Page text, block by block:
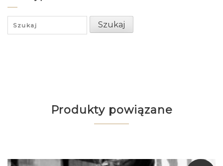
Search
Szukaj
Produkty powiązane